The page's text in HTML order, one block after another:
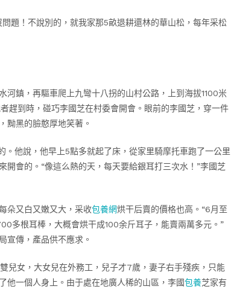
題！不說別的，就我家那5畝退耕還林的華山松，每年采松
河鎮，再驅車爬上九彎十八拐的山村公路，上到海拔1100米
趕到時，碰巧李國芝在村委會開會。眼前的李國芝，穿一件
黝黑的臉憨厚地笑著。
。他說，他早上5點多就起了床，從家里騎摩托車跑了一公里
開會的。“像這么熱的天，每天要給銀耳打三次水！”李國芝
朵又白又嫩又大，采收包養網烘干后賣的價格也高。“6月至
多根耳棒，大概會烘干成100余斤耳子，能賣兩萬多元。”
宣傳，產品供不應求。
兒女，大女兒在外務工，兒子才7歲，妻子右手殘疾，只能
他一個人身上。由于處在地廣人稀的山區，李國包養芝家有